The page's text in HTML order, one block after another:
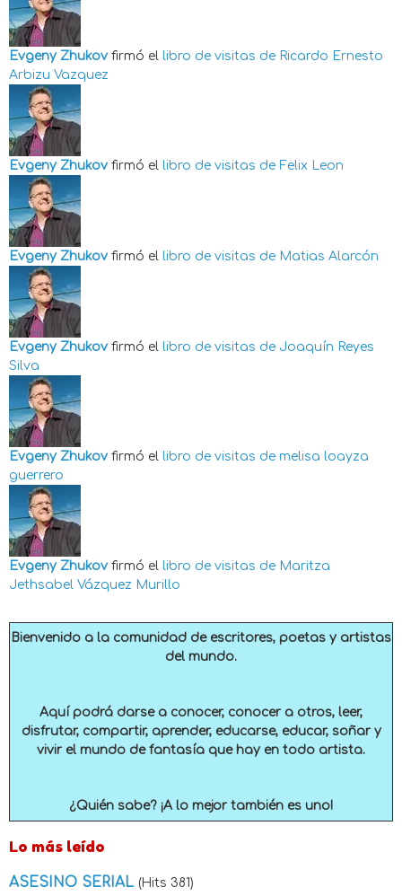
Evgeny Zhukov firmó el libro de visitas de Ricardo Ernesto
Arbizu Vazquez
Evgeny Zhukov firmó el libro de visitas de Felix Leon
Evgeny Zhukov firmó el libro de visitas de Matias Alarcón
Evgeny Zhukov firmó el libro de visitas de Joaquín Reyes
Silva
Evgeny Zhukov firmó el libro de visitas de melisa loayza
guerrero
Evgeny Zhukov firmó el libro de visitas de Maritza
Jethsabel Vázquez Murillo
Bienvenido a la comunidad de escritores, poetas y artistas
del mundo.
Aquí podrá darse a conocer, conocer a otros, leer,
disfrutar, compartir, aprender, educarse, educar, soñar y
vivir el mundo de fantasía que hay en todo artista.
¿Quién sabe? ¡A lo mejor también es uno!
Lo más leído
ASESINO SERIAL (Hits 381)